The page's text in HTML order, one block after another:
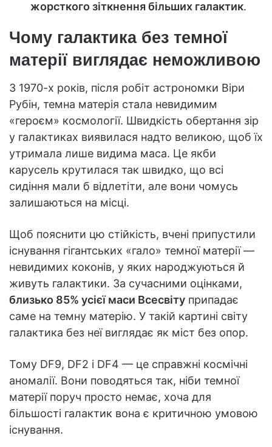
жорсткого зіткнення більших галактик.
Чому галактика без темної
матерії виглядає неможливою
З 1970-х років, після робіт астрономки Віри
Рубін, темна матерія стала невидимим
«героєм» космології. Швидкість обертання зір
у галактиках виявилася надто великою, щоб їх
утримала лише видима маса. Це якби
карусель крутилася так швидко, що всі
сидіння мали б відлетіти, але вони чомусь
залишаються на місці.
Щоб пояснити цю стійкість, вчені припустили
існування гігантських «гало» темної матерії —
невидимих коконів, у яких народжуються й
живуть галактики. За сучасними оцінками,
близько 85% усієї маси Всесвіту припадає
саме на темну матерію. У такій картині світу
галактика без неї виглядає як міст без опор.
Тому DF9, DF2 і DF4 — це справжні космічні
аномалії. Вони поводяться так, ніби темної
матерії поруч просто немає, хоча для
більшості галактик вона є критичною умовою
існування.